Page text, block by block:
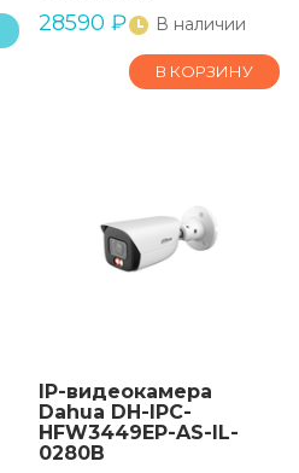
28590 ₽ В наличии
В КОРЗИНУ
IP-видеокамера
Dahua DH-IPC-
HFW3449EP-AS-IL-
0280B